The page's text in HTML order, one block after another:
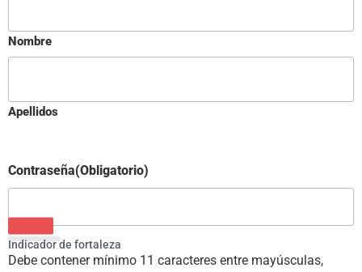
Nombre
Apellidos
Contraseña(Obligatorio)
Indicador de fortaleza
Debe contener mínimo 11 caracteres entre mayúsculas,